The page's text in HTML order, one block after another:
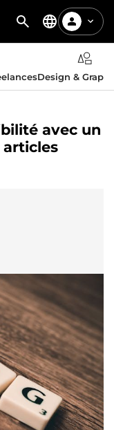
Design &
avec un
articles